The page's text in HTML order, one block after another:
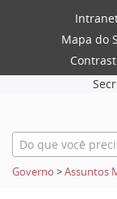
Mapa do
Governo >Assuntos